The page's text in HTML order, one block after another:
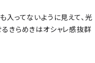
入ってないように見えて、光
きらめきはオシャレ感抜群